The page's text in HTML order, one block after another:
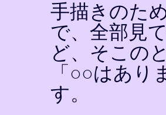
手描きのた
で、全部見
ど、そこの
「○○はあり
す。